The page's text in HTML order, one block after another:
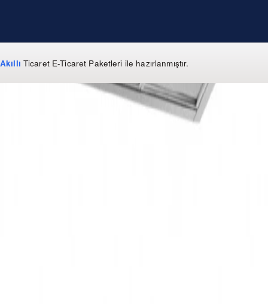
Akıllı Ticaret E-Ticaret Paketleri ile hazırlanmıştır.